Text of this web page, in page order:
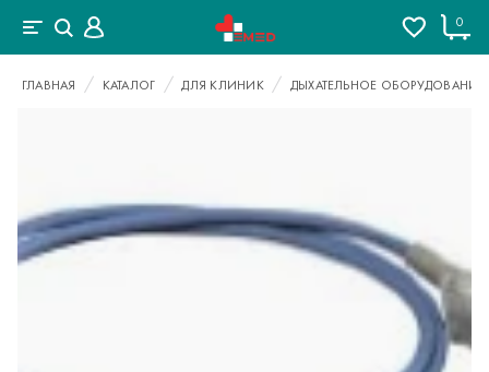
0
ГЛАВНАЯ КАТАЛОГ ДЛЯ КЛИНИК ДЫХАТЕЛЬНОЕ ОБОРУДОВАНИЕ